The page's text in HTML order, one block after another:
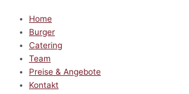
Home
Burger
Catering
Team
Preise & Angebote
Kontakt